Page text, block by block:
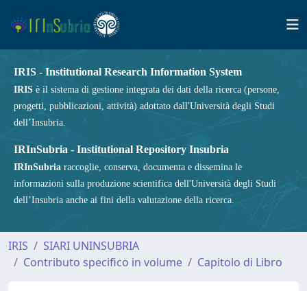
IRIS - Institutional Research Information System
IRIS è il sistema di gestione integrata dei dati della ricerca (persone,
progetti, pubblicazioni, attività) adottato dall'Università degli Studi
dell’Insubria.
IRInSubria - Institutional Repository Insubria
IRInSubria raccoglie, conserva, documenta e dissemina le
informazioni sulla produzione scientifica dell'Università degli Studi
dell’Insubria anche ai fini della valutazione della ricerca.
IRIS
SIARI UNINSUBRIA
Contributo specifico in volume
Capitolo di Libro